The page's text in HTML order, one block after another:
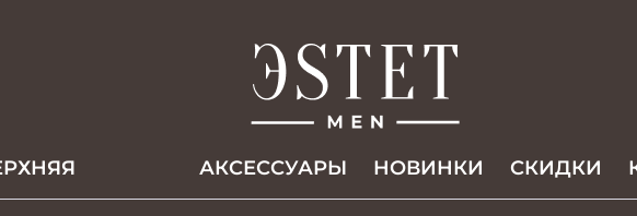
АКCЕССУАРЫ НОВИНКИ СКИДКИ